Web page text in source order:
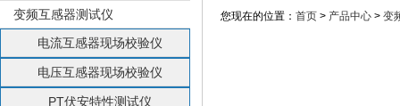
变频互感器测试仪
电流互感器现场校验仪
电压互感器现场校验仪
PT伏安特性测试仪
您现在的位置： 首页 > 产品中心 > 变